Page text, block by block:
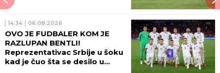
14:34 06.08.2026
OVO JE FUDBALER KOM JE
RAZLUPAN BENTLI!
Reprezentativac Srbije u šoku
kad je čuo šta se desilo u